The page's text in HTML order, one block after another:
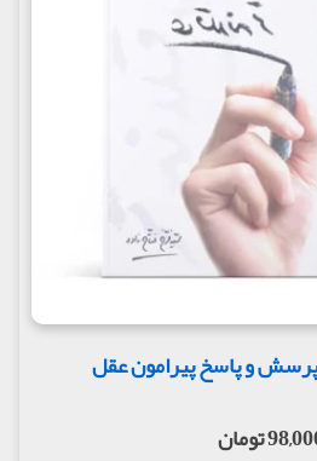
پرسش و پاسخ پیرامون عقل
تومان